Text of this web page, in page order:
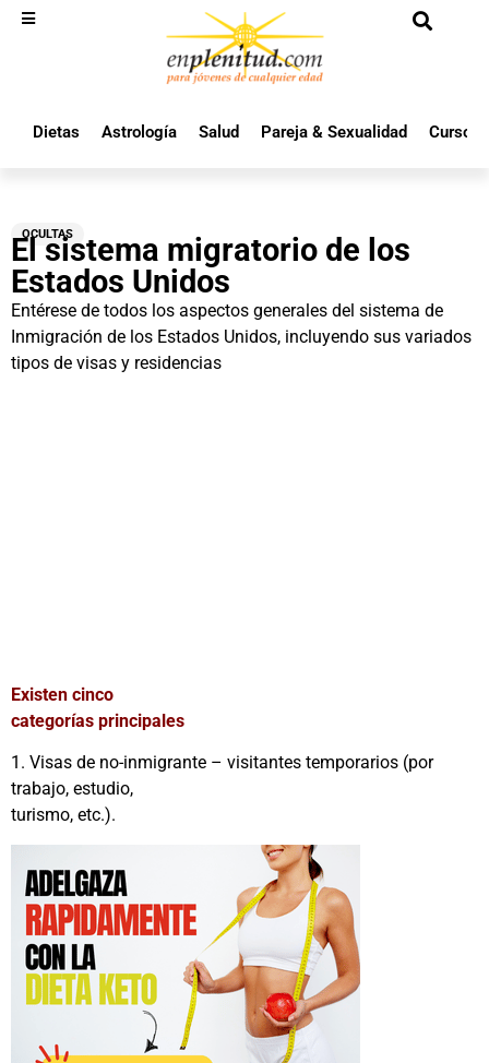
Dietas Astrología Salud Pareja & Sexualidad Cursos
OCULTAS
El sistema migratorio de los
Estados Unidos
Entérese de todos los aspectos generales del sistema de
Inmigración de los Estados Unidos, incluyendo sus variados
tipos de visas y residencias
Existen cinco
categorías principales
1. Visas de no-inmigrante – visitantes temporarios (por
trabajo, estudio,
turismo, etc.).